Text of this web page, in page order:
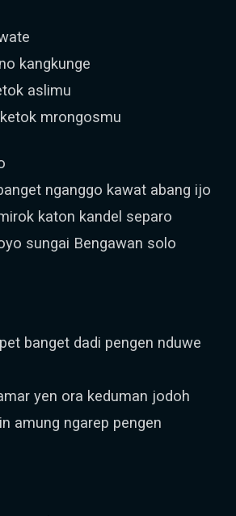
kangkunge
aslimu
mrongosmu
nganggo kawat abang ijo
katon kandel separo
sungai Bengawan solo
banget dadi pengen nduwe
yen ora keduman jodoh
amung ngarep pengen